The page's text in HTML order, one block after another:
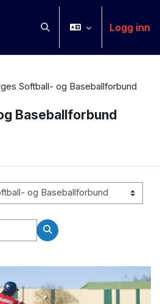
Veksle inndata for søkLogg inn
Softball- og Baseballforbund
Baseballforbund
Søk etter kurs